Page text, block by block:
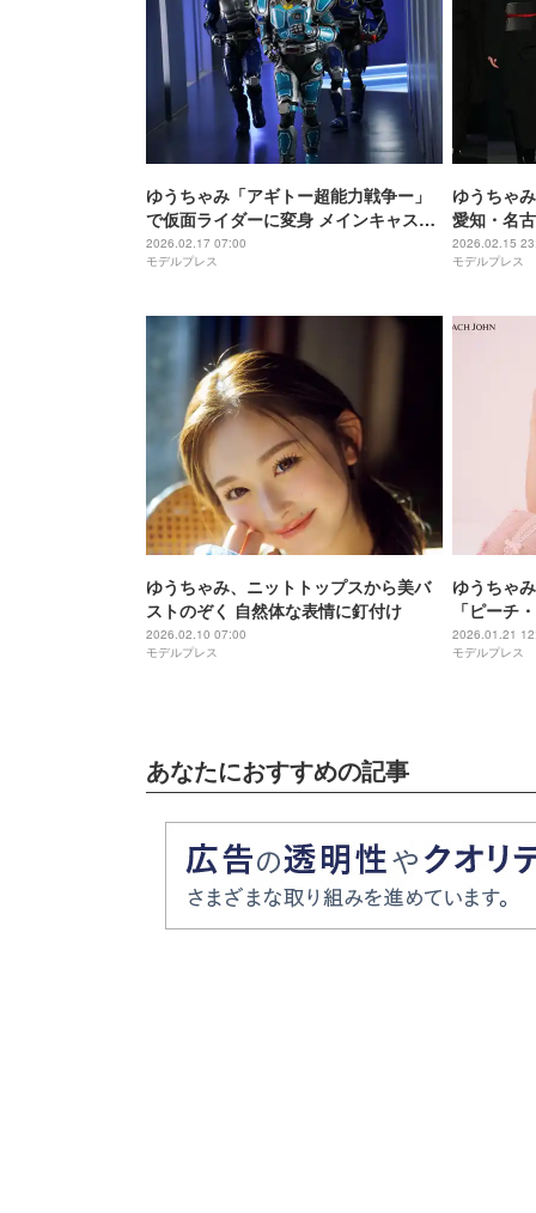
ゆうちゃみ「アギトー超能⼒戦争ー」
で仮面ライダーに変身 メインキャスト
として映画初出演【コメント】
2026.02.17 07:00
モデルプレス
ゆうちゃ
愛知・名
ャル衣装
ごや 2026
2026.02.15
モデルプレス
ゆうちゃみ、ニットトップスから美バ
ストのぞく 自然体な表情に釘付け
2026.02.10 07:00
モデルプレス
ゆうちゃ
「ピーチ
アル公開
2026.01.21
モデルプレス
あなたにおすすめの記事